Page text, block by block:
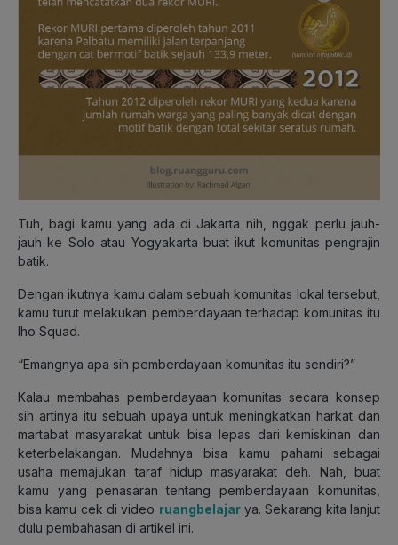
Tuh, bagi kamu yang ada di Jakarta nih, nggak perlu jauh-
jauh ke Solo atau Yogyakarta buat ikut komunitas pengrajin
batik.
Dengan ikutnya kamu dalam sebuah komunitas lokal tersebut,
kamu turut melakukan pemberdayaan terhadap komunitas itu
lho Squad.
“Emangnya apa sih pemberdayaan komunitas itu sendiri?”
Kalau membahas pemberdayaan komunitas secara konsep
sih artinya itu sebuah upaya untuk meningkatkan harkat dan
martabat masyarakat untuk bisa lepas dari kemiskinan dan
keterbelakangan. Mudahnya bisa kamu pahami sebagai
usaha memajukan taraf hidup masyarakat deh. Nah, buat
kamu yang penasaran tentang pemberdayaan komunitas,
bisa kamu cek di video ruangbelajarya. Sekarang kita lanjut
dulu pembahasan di artikel ini.